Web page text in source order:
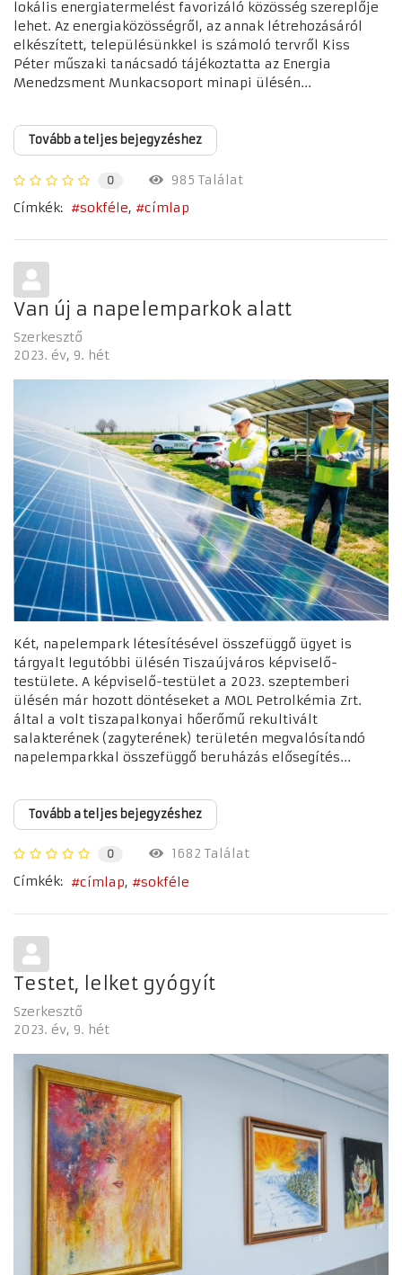
lokális energiatermelést favorizáló közösség szereplője
lehet. Az energiaközösségről, az annak létrehozásáról
elkészített, településünkkel is számoló tervről Kiss
Péter műszaki tanácsadó tájékoztatta az Energia
Menedzsment Munkacsoport minapi ülésén...
Tovább a teljes bejegyzéshez
0
985 Találat
Címkék:
sokféle címlap
Van új a napelemparkok alatt
Szerkesztő
2023. év 9. hét
Két, napelempark létesítésével összefüggő ügyet is
tárgyalt legutóbbi ülésén Tiszaújváros képviselő-
testülete. A képviselő-testület a 2023. szeptemberi
ülésén már hozott döntéseket a MOL Petrolkémia Zrt.
által a volt tiszapalkonyai hőerőmű rekultivált
salakterének (zagyterének) területén megvalósítandó
napelemparkkal összefüggő beruházás elősegítés...
Tovább a teljes bejegyzéshez
0
1682 Találat
Címkék:
címlap sokféle
Testet, lelket gyógyít
Szerkesztő
2023. év 9. hét